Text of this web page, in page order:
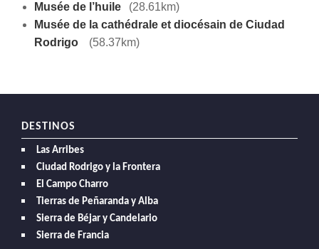
Musée de l’huile
(28.61km)
Musée de la cathédrale et diocésain de Ciudad
Rodrigo
(58.37km)
DESTINOS
Las Arribes
Ciudad Rodrigo y la Frontera
El Campo Charro
Tierras de Peñaranda y Alba
Sierra de Béjar y Candelario
Sierra de Francia